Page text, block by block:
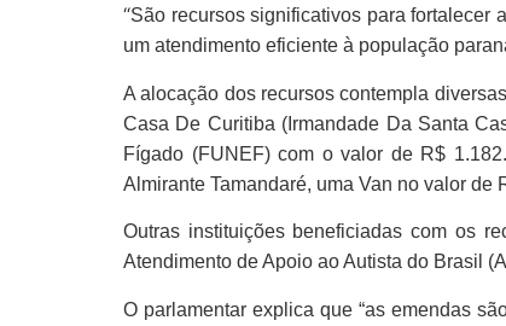
“São recursos significativos para fortalecer
um atendimento eficiente à população
A alocação dos recursos contempla
Casa De Curitiba (Irmandade Da Santa
Fígado (FUNEF) com o valor de R$
Almirante Tamandaré, uma Van no valor
Outras instituições beneficiadas com os
Atendimento de Apoio ao Autista do Brasil
O parlamentar explica que “as emendas